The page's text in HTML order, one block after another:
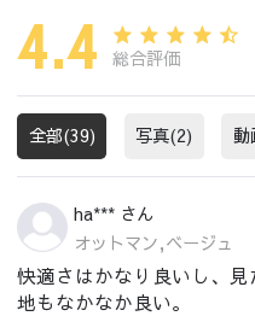
4.4 総合評価
全部(39) 写真(2) 動
ha*** さん
オットマン,ベージュ
快適さはかなり良いし、
地もなかなか良い。